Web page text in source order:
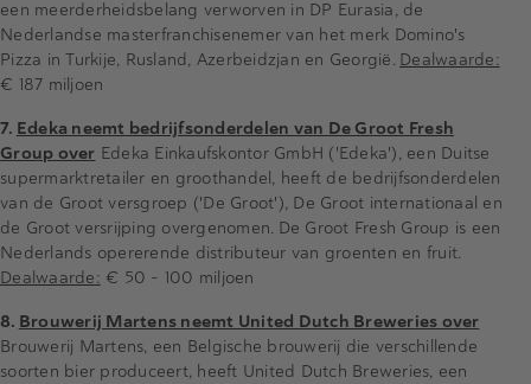
een meerderheidsbelang verworven in DP Eurasia, de
Nederlandse masterfranchisenemer van het merk Domino's
Pizza in Turkije, Rusland, Azerbeidzjan en Georgië. Dealwaarde:
€ 187 miljoen
7. Edeka neemt bedrijfsonderdelen van De Groot Fresh
Group over Edeka Einkaufskontor GmbH ('Edeka'), een Duitse
supermarktretailer en groothandel, heeft de bedrijfsonderdelen
van de Groot versgroep ('De Groot'), De Groot internationaal en
de Groot versrijping overgenomen. De Groot Fresh Group is een
Nederlands opererende distributeur van groenten en fruit.
Dealwaarde: € 50 - 100 miljoen
8. Brouwerij Martens neemt United Dutch Breweries over
Brouwerij Martens, een Belgische brouwerij die verschillende
soorten bier produceert, heeft United Dutch Breweries, een